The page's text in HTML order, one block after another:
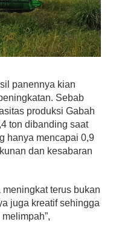
panennya kian
Sebab
produksi Gabah
ton dibanding saat
hanya mencapai 0,9
dan kesabaran
terus bukan
juga kreatif sehingga